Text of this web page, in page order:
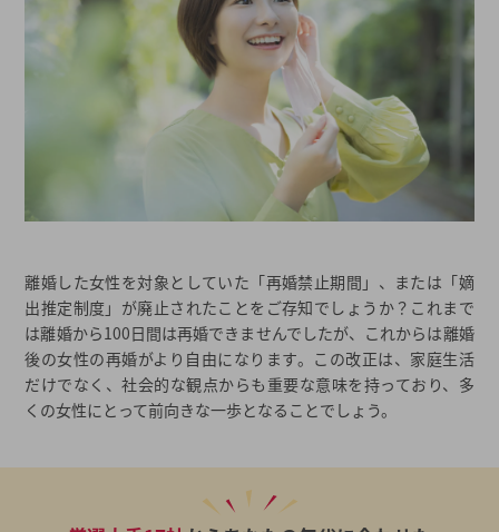
離婚した女性を対象としていた「再婚禁止期間」、または「嫡
出推定制度」が廃止されたことをご存知でしょうか？これまで
は離婚から100日間は再婚できませんでしたが、これからは離婚
後の女性の再婚がより自由になります。この改正は、家庭生活
だけでなく、社会的な観点からも重要な意味を持っており、多
くの女性にとって前向きな一歩となることでしょう。